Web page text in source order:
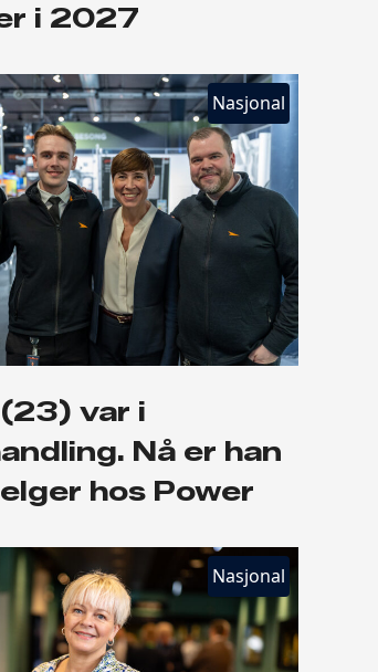
i 2027
Nasjonal
var i
Nå er han
hos Power
Nasjonal